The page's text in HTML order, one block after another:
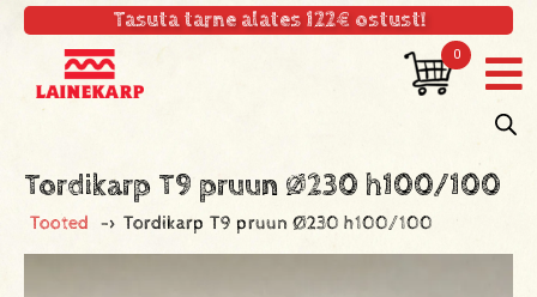
Tasuta tarne alates 122€ ostust!
0
Tordikarp T9 pruun Ø230 h100/100
Tooted -> Tordikarp T9 pruun Ø230 h100/100